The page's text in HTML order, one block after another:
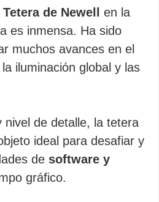
Tetera de Newell
en la
es inmensa. Ha sido
muchos avances en el
iluminación global y las
de detalle, la tetera
ideal para desafiar y
de software y
gráfico.